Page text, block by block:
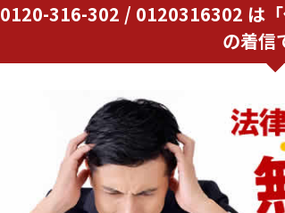
0120-316-302 / 0120316302 は
の着信